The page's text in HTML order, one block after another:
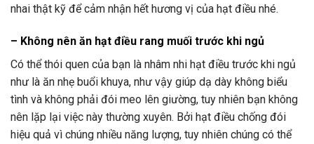
nhai thật kỹ để cảm nhận hết hương vị của hạt điều nhé.
– Không nên ăn hạt điều rang muối trước khi ngủ
Có thể thói quen của bạn là nhâm nhi hạt điều trước khi ngủ
như là ăn nhẹ buổi khuya, như vậy giúp dạ dày không biểu
tình và không phải đói meo lên giường, tuy nhiên bạn không
nên lặp lại việc này thường xuyên. Bởi hạt điều chống đói
hiệu quả vì chúng nhiều năng lượng, tuy nhiên chúng có thể